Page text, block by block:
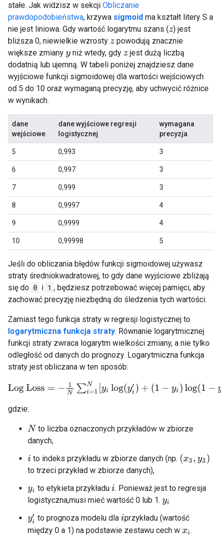
stałe. Jak widzisz w sekcji Obliczanie
prawdopodobieństwa, krzywa sigmoid ma kształt litery S a
nie jest liniowa. Gdy wartość logarytmu szans (z) jest
bliższa 0, niewielkie wzrosty z powodują znacznie
większe zmiany yniż wtedy, gdy zjest dużą liczbą
dodatnią lub ujemną. W tabeli poniżej znajdziesz dane
wyjściowe funkcji sigmoidowej dla wartości wejściowych
od 5 do 10 oraz wymaganą precyzję, aby uchwycić różnice
w wynikach.
dane
wejściowe
dane wyjściowe regresji
logistycznej
wymagana
precyzja
5 0,993 3
6 0,997 3
7 0,999 3
8 0,9997 4
9 0,9999 4
10 0,99998 5
Jeśli do obliczania błędów funkcji sigmoidowej używasz
straty średniokwadratowej, to gdy dane wyjściowe zbliżają
się do 0 i 1 , będziesz potrzebować więcej pamięci, aby
zachować precyzję niezbędną do śledzenia tych wartości.
Zamiast tego funkcja straty w regresji logistycznej to
logarytmiczna funkcja straty. Równanie logarytmicznej
funkcji straty zwraca logarytm wielkości zmiany, a nie tylko
odległość od danych do prognozy. Logarytmiczna funkcja
straty jest obliczana w ten sposób:
Log Loss= −1 N∑i=1 N[yilog (yi′ )+(1−yi)log( 1− i′)]
gdzie:
N to liczba oznaczonych przykładów w zbiorze
danych,
i to indeks przykładu w zbiorze danych (np. (x3,y 3)
to trzeci przykład w zbiorze danych),
yi to etykieta przykładui. Ponieważ jest to regresja
logistyczna,musi mieć wartość 0 lub 1. yi
yi′ to prognoza modelu dlaiprzykładu (wartość
między 0 a 1) na podstawie zestawu cech w xi .